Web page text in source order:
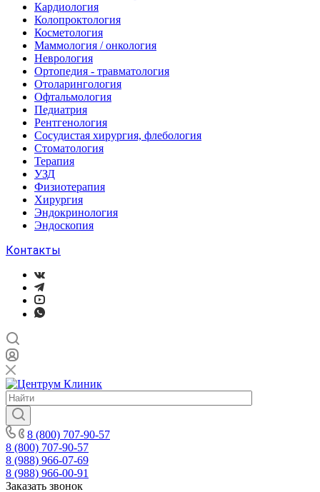
Кардиология
Колопроктология
Косметология
Маммология / онкология
Неврология
Ортопедия - травматология
Отоларингология
Офтальмология
Педиатрия
Рентгенология
Сосудистая хирургия, флебология
Стоматология
Терапия
УЗД
Физиотерапия
Хирургия
Эндокринология
Эндоскопия
Контакты
8 (800) 707-90-57
8 (800) 707-90-57
8 (988) 966-07-69
8 (988) 966-00-91
Заказать звонок